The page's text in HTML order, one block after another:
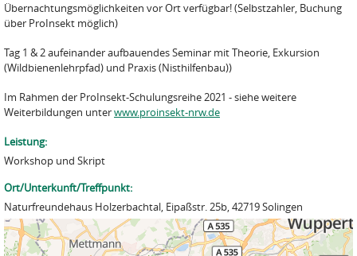
Übernachtungsmöglichkeiten vor Ort verfügbar! (Selbstzahler, Buchung
über ProInsekt möglich)
Tag 1 & 2 aufeinander aufbauendes Seminar mit Theorie, Exkursion
(Wildbienenlehrpfad) und Praxis (Nisthilfenbau))
Im Rahmen der ProInsekt-Schulungsreihe 2021 - siehe weitere
Weiterbildungen unterwww.proinsekt-nrw.de
Leistung:
Workshop und Skript
Ort/Unterkunft/Treffpunkt:
Naturfreundehaus Holzerbachtal, Eipaßstr. 25b, 42719 Solingen